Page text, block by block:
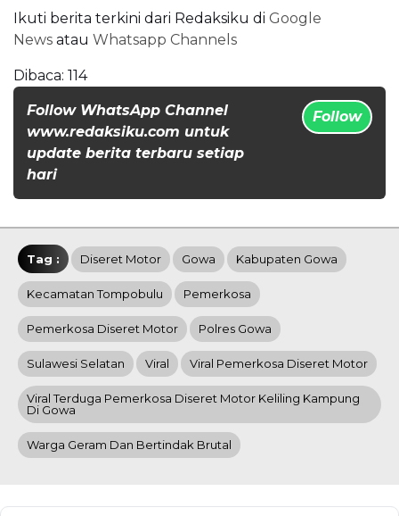
Ikuti berita terkini dari Redaksiku di Google
News atau Whatsapp Channels
Dibaca: 114
Follow WhatsApp Channel
www.redaksiku.com untuk
update berita terbaru setiap
hari
Follow
Tag : Diseret Motor Gowa Kabupaten Gowa
Kecamatan Tompobulu Pemerkosa
Pemerkosa Diseret Motor Polres Gowa
Sulawesi Selatan Viral Viral Pemerkosa Diseret Motor
Viral Terduga Pemerkosa Diseret Motor Keliling Kampung
Di Gowa
Warga Geram Dan Bertindak Brutal